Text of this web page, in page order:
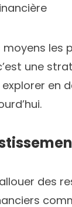
moyens
une
en
des